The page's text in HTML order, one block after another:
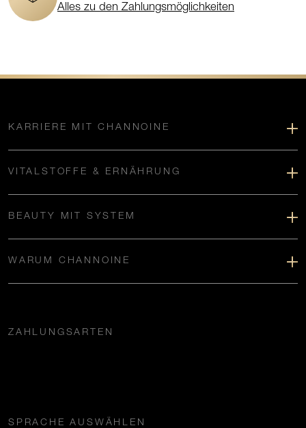
Alles zu den Zahlungsmöglichkeiten
KARRIERE MIT CHANNOINE
VITALSTOFFE & ERNÄHRUNG
BEAUTY MIT SYSTEM
WARUM CHANNOINE
ZAHLUNGSARTEN
SPRACHE AUSWÄHLEN